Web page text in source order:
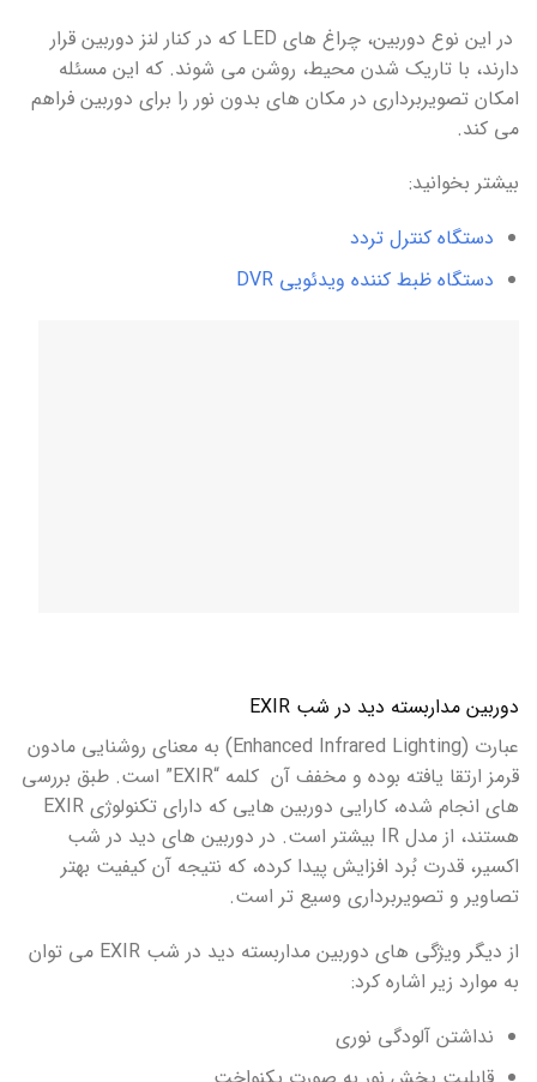
در این نوع دوربین، چراغ های LED که در کنار لنز دوربین قرار
دارند، با تاریک شدن محیط، روشن می شوند. که این مسئله
امکان تصویربرداری در مکان های بدون نور را برای دوربین فراهم
می کند.
بیشتر بخوانید:
دستگاه کنترل تردد
دستگاه ظبط کننده ویدئویی DVR
دوربین مداربسته دید در شب EXIR
عبارت (Enhanced Infrared Lighting) به معنای روشنایی مادون
قرمز ارتقا یافته بوده و مخفف آن کلمه “EXIR” است. طبق بررسی
های انجام شده، کارایی دوربین هایی که دارای تکنولوژی EXIR
هستند، از مدل IR بیشتر است. در دوربین های دید در شب
اکسیر، قدرت بُرد افزایش پیدا کرده، که نتیجه آن کیفیت بهتر
تصاویر و تصویربرداری وسیع تر است.
از دیگر ویژگی های دوربین مداربسته دید در شب EXIR می توان
به موارد زیر اشاره کرد:
نداشتن آلودگی نوری